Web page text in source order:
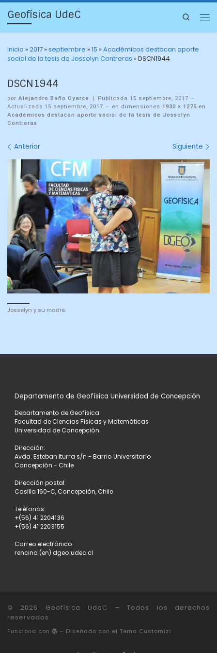
Geofísica UdeC Search
Inicio »2017 »septiembre »15 »Académicos destacan aporte
social de la tesis de Josselyn Contreras »DSCN1944
DSCN1944
por Alejandro Baño Oyarce | Publicada 15 septiembre, 2017 -
Actualizado 15 septiembre, 2017 - en dimensiones 1930 × 1275 en
Académicos destacan aporte social de la tesis de Josselyn
Contreras
Navegación
imágenes
Anterior Siguiente
Josselyn y su madre.
Departamento de Geofísica Universidad de Concepción
Departamento de Geofísica
Facultad de Ciencias Físicas y Matemáticas
Universidad de Concepción
Dirección:
Avda. Esteban Iturra s/n - Barrio Universitario
Concepción - Chile
Dirección postal:
Casilla 160-C, Concepción, Chile
Teléfonos:
+(56) 41 2204136
+(56) 41 2203155
Correo electrónico:
rencina (en) dgeo.udec.cl
© 2026 Geofísica UdeC – Todos los derechos
reservados
Funciona con – Diseñado con el Tema Customizr